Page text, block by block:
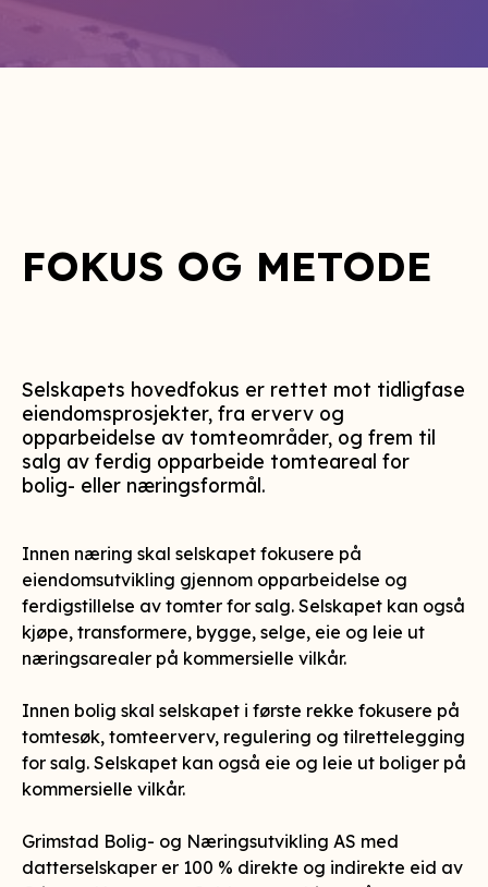
FOKUS OG METODE
Selskapets hovedfokus er rettet mot tidligfase
eiendomsprosjekter, fra erverv og
opparbeidelse av tomteområder, og frem til
salg av ferdig opparbeide tomteareal for
bolig- eller næringsformål.
Innen næring skal selskapet fokusere på
eiendomsutvikling gjennom opparbeidelse og
ferdigstillelse av tomter for salg. Selskapet kan også
kjøpe, transformere, bygge, selge, eie og leie ut
næringsarealer på kommersielle vilkår.
Innen bolig skal selskapet i første rekke fokusere på
tomtesøk, tomteerverv, regulering og tilrettelegging
for salg. Selskapet kan også eie og leie ut boliger på
kommersielle vilkår.
Grimstad Bolig- og Næringsutvikling AS med
datterselskaper er 100 % direkte og indirekte eid av